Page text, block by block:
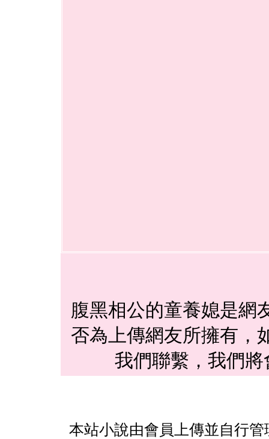
腹黑相公的童養媳是網
否為上傳網友所擁有，
我們聯繫，我們
本站小說由會員上傳並自行